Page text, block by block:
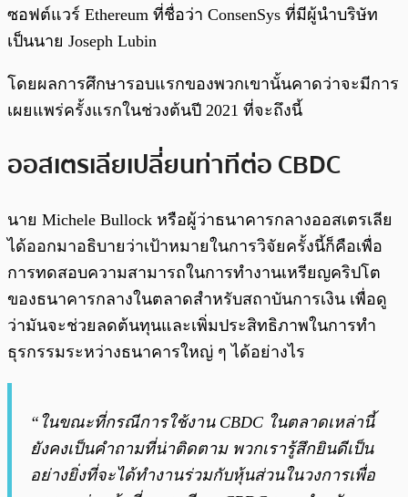
ซอฟต์แวร์ Ethereum ที่ชื่อว่า ConsenSys ที่มีผู้นำบริษัท
เป็นนาย Joseph Lubin
โดยผลการศึกษารอบแรกของพวกเขานั้นคาดว่าจะมีการ
เผยแพร่ครั้งแรกในช่วงต้นปี 2021 ที่จะถึงนี้
ออสเตรเลียเปลี่ยนท่าทีต่อ CBDC
นาย Michele Bullock หรือผู้ว่าธนาคารกลางออสเตรเลีย
ได้ออกมาอธิบายว่าเป้าหมายในการวิจัยครั้งนี้ก็คือเพื่อ
การทดสอบความสามารถในการทำงานเหรียญคริปโต
ของธนาคารกลางในตลาดสำหรับสถาบันการเงิน เพื่อดู
ว่ามันจะช่วยลดต้นทุนและเพิ่มประสิทธิภาพในการทำ
ธุรกรรมระหว่างธนาคารใหญ่ ๆ ได้อย่างไร
“ในขณะที่กรณีการใช้งาน CBDC ในตลาดเหล่านี้
ยังคงเป็นคำถามที่น่าติดตาม พวกเรารู้สึกยินดีเป็น
อย่างยิ่งที่จะได้ทำงานร่วมกับหุ้นส่วนในวงการเพื่อ